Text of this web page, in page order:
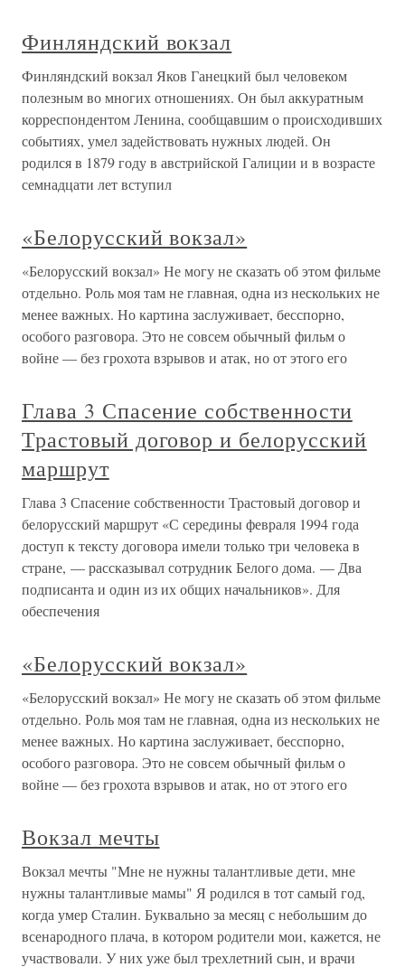
Финляндский вокзал
Финляндский вокзал Яков Ганецкий был человеком
полезным во многих отношениях. Он был аккуратным
корреспондентом Ленина, сообщавшим о происходивших
событиях, умел задействовать нужных людей. Он
родился в 1879 году в австрийской Галиции и в возрасте
семнадцати лет вступил
«Белорусский вокзал»
«Белорусский вокзал» Не могу не сказать об этом фильме
отдельно. Роль моя там не главная, одна из нескольких не
менее важных. Но картина заслуживает, бесспорно,
особого разговора. Это не совсем обычный фильм о
войне — без грохота взрывов и атак, но от этого его
Глава 3 Спасение собственности
Трастовый договор и белорусский
маршрут
Глава 3 Спасение собственности Трастовый договор и
белорусский маршрут «С середины февраля 1994 года
доступ к тексту договора имели только три человека в
стране, — рассказывал сотрудник Белого дома. — Два
подписанта и один из их общих начальников». Для
обеспечения
«Белорусский вокзал»
«Белорусский вокзал» Не могу не сказать об этом фильме
отдельно. Роль моя там не главная, одна из нескольких не
менее важных. Но картина заслуживает, бесспорно,
особого разговора. Это не совсем обычный фильм о
войне — без грохота взрывов и атак, но от этого его
Вокзал мечты
Вокзал мечты "Мне не нужны талантливые дети, мне
нужны талантливые мамы" Я родился в тот самый год,
когда умер Сталин. Буквально за месяц с небольшим до
всенародного плача, в котором родители мои, кажется, не
участвовали. У них уже был трехлетний сын, и врачи